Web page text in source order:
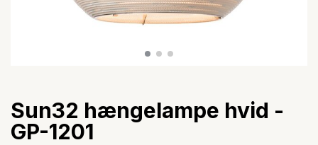
Sun32 hængelampe hvid -
GP-1201